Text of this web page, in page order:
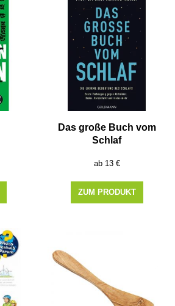
Das große Buch vom
Schlaf
13 €
ZUM PRODUKT